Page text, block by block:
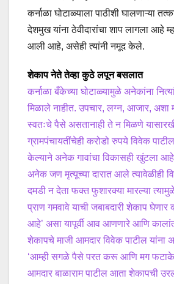
कर्नाळा घोटाळ्याला पाठीशी घालणाऱ्या
देशमुख यांना ठेवीदारांचा शाप लागला आहे
आली आहे, असेही त्यांनी नमूद केले.
शेकाप नेते तेव्हा कुठे लपून बसलात
कर्नाळा बँकेच्या घोटाळ्यामुळे अनेकांना
मिळाले नाहीत. उपचार, लग्न, आजार, अशा
स्वतःचे पैसे असतानाही ते न मिळणे यासारखी
ग्रामपंचायतींचेही करोडो रुपये विवेक
केल्याने अनेक गावांचा विकासही खुंटला
अनेक जण मृत्यूच्या दारात आले त्यावेळीही
दमडी न देता फक्त फुशारक्या मारल्या
प्राण गमवावे याची जबाबदारी शेकाप
आहे’ असा यापूर्वी आव आणणारे आणि
शेकापचे माजी आमदार विवेक पाटील यांना
‘आम्ही सगळे पैसे परत करू आणि मग फटाके
आमदार बाळाराम पाटील आता शेकापची